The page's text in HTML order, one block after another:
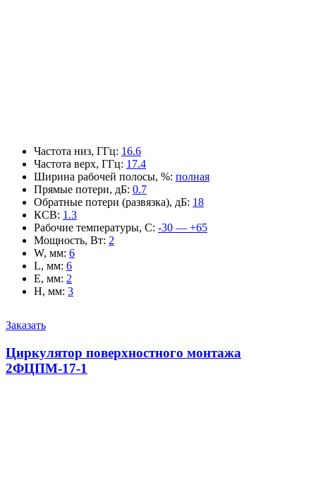
Частота низ, ГГц: 16.6
Частота верх, ГГц: 17.4
Ширина рабочей полосы, %: полная
Прямые потери, дБ: 0.7
Обратные потери (развязка), дБ: 18
КСВ: 1.3
Рабочие температуры, С: -30 — +65
Мощность, Вт: 2
W, мм: 6
L, мм: 6
E, мм: 2
H, мм: 3
Заказать
Циркулятор поверхностного монтажа
2ФЦПМ-17-1